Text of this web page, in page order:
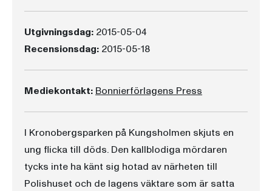
Utgivningsdag: 2015-05-04
Recensionsdag: 2015-05-18
Mediekontakt: Bonnierförlagens Press
I Kronobergsparken på Kungsholmen skjuts en
ung flicka till döds. Den kallblodiga mördaren
tycks inte ha känt sig hotad av närheten till
Polishuset och de lagens väktare som är satta